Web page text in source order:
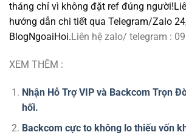
tháng chỉ vì không đặt ref đúng người!
hướng dẫn chi tiết qua Telegram/Zalo
BlogNgoaiHoi. Liên hệ zalo/ telegram :
XEM THÊM :
Nhận Hỗ Trợ VIP và Backcom Trọn
hối.
Backcom cực to không lo thiếu vốn